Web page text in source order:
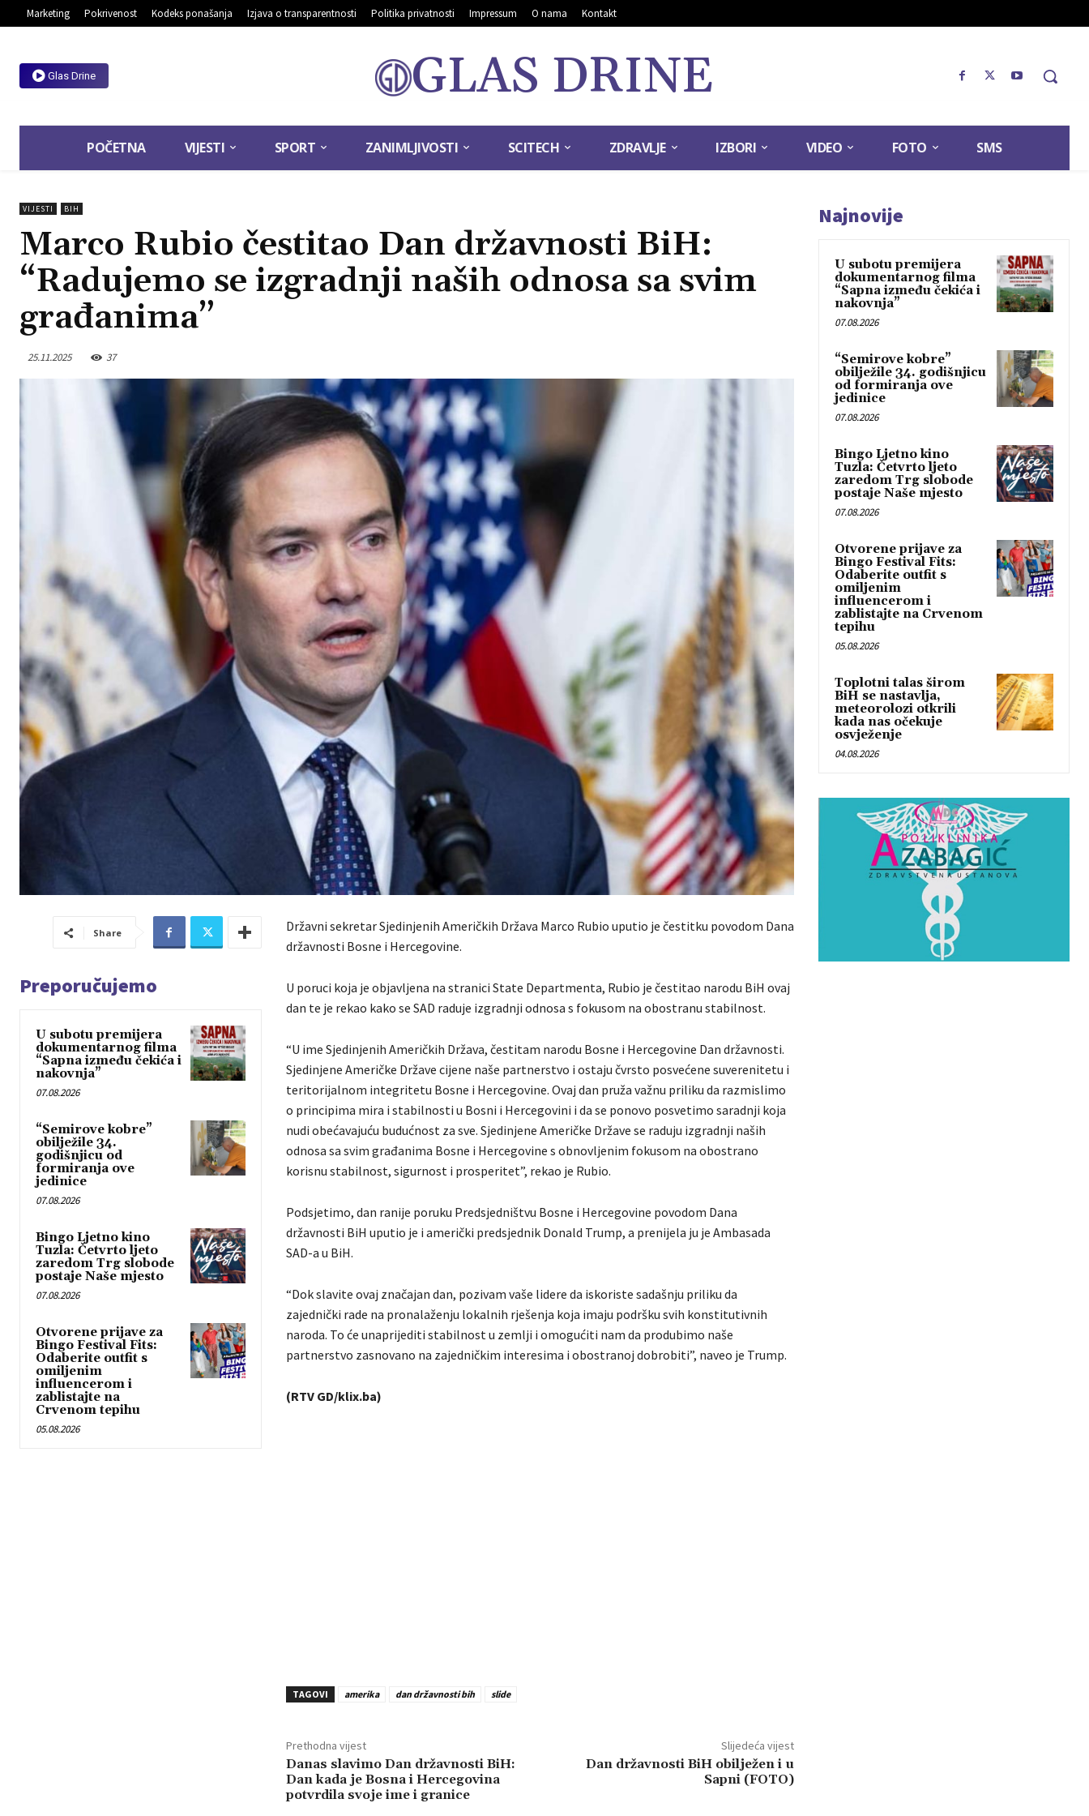
Marketing Pokrivenost Kodeks ponašanja Izjava o transparentnosti Politika privatnosti Impressum O nama Kontakt
Glas Drine GLAS DRINE
POČETNA VIJESTI SPORT ZANIMLJIVOSTI SCITECH ZDRAVLJE IZBORI VIDEO FOTO SMS
VIJESTI BIH
Marco Rubio čestitao Dan državnosti BiH:
“Radujemo se izgradnji naših odnosa sa svim
građanima”
25.11.2025 37
Share
Preporučujemo
U subotu premijera
dokumentarnog filma
“Sapna između čekića i
nakovnja”
07.08.2026
“Semirove kobre”
obilježile 34.
godišnjicu od
formiranja ove
jedinice
07.08.2026
Bingo Ljetno kino
Tuzla: Četvrto ljeto
zaredom Trg slobode
postaje Naše mjesto
07.08.2026
Otvorene prijave za
Bingo Festival Fits:
Odaberite outfit s
omiljenim
influencerom i
zablistajte na
Crvenom tepihu
05.08.2026
Državni sekretar Sjedinjenih Američkih Država Marco Rubio uputio je čestitku povodom Dana
državnosti Bosne i Hercegovine.
U poruci koja je objavljena na stranici State Departmenta, Rubio je čestitao narodu BiH ovaj
dan te je rekao kako se SAD raduje izgradnji odnosa s fokusom na obostranu stabilnost.
“U ime Sjedinjenih Američkih Država, čestitam narodu Bosne i Hercegovine Dan državnosti.
Sjedinjene Američke Države cijene naše partnerstvo i ostaju čvrsto posvećene suverenitetu i
teritorijalnom integritetu Bosne i Hercegovine. Ovaj dan pruža važnu priliku da razmislimo
o principima mira i stabilnosti u Bosni i Hercegovini i da se ponovo posvetimo saradnji koja
nudi obećavajuću budućnost za sve. Sjedinjene Američke Države se raduju izgradnji naših
odnosa sa svim građanima Bosne i Hercegovine s obnovljenim fokusom na obostrano
korisnu stabilnost, sigurnost i prosperitet”, rekao je Rubio.
Podsjetimo, dan ranije poruku Predsjedništvu Bosne i Hercegovine povodom Dana
državnosti BiH uputio je i američki predsjednik Donald Trump, a prenijela ju je Ambasada
SAD-a u BiH.
“Dok slavite ovaj značajan dan, pozivam vaše lidere da iskoriste sadašnju priliku da
zajednički rade na pronalaženju lokalnih rješenja koja imaju podršku svih konstitutivnih
naroda. To će unaprijediti stabilnost u zemlji i omogućiti nam da produbimo naše
partnerstvo zasnovano na zajedničkim interesima i obostranoj dobrobiti”, naveo je Trump.
(RTV GD/klix.ba)
TAGOVI amerika dan državnosti bih slide
Prethodna vijest
Danas slavimo Dan državnosti BiH:
Dan kada je Bosna i Hercegovina
potvrdila svoje ime i granice
Slijedeća vijest
Dan državnosti BiH obilježen i u
Sapni (FOTO)
Najnovije
U subotu premijera
dokumentarnog filma
“Sapna između čekića i
nakovnja”
07.08.2026
“Semirove kobre”
obilježile 34. godišnjicu
od formiranja ove
jedinice
07.08.2026
Bingo Ljetno kino
Tuzla: Četvrto ljeto
zaredom Trg slobode
postaje Naše mjesto
07.08.2026
Otvorene prijave za
Bingo Festival Fits:
Odaberite outfit s
omiljenim
influencerom i
zablistajte na Crvenom
tepihu
05.08.2026
Toplotni talas širom
BiH se nastavlja,
meteorolozi otkrili
kada nas očekuje
osvježenje
04.08.2026